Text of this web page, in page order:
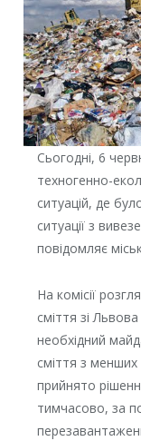
Сьогодні, 6
техногенно-
ситуацій, де
ситуації з
повідомляє
На комісії
сміття зі
необхідний
сміття з
прийнято
тимчасово, за